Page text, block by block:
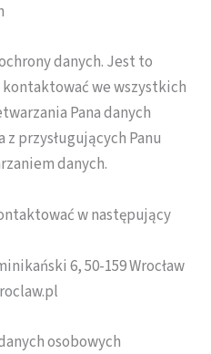
danych. Jest to
kontaktować we wszystkich
Pana danych
przysługujących Panu
danych.
w następujący
6, 50-159 Wrocław
osobowych